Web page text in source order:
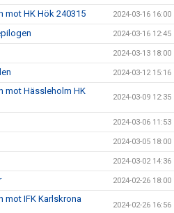
mot HK Hök 240315 2024-03-16 16:00
2024-03-16 12:45
2024-03-13 18:00
2024-03-12 15:16
mot Hässleholm HK
2024-03-09 12:35
2024-03-06 11:53
2024-03-05 18:00
2024-03-02 14:36
2024-02-26 18:00
mot IFK Karlskrona
2024-02-26 16:56